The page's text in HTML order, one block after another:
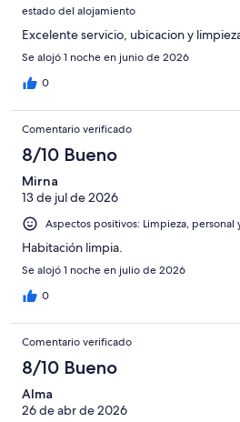
estado del alojamiento
Excelente servicio, ubicacion y
Se alojó 1 noche en junio de 2026
0
Comentario verificado
8/10 Bueno
Mirna
13 de jul de 2026
Aspectos positivos: Limpieza, personal
Habitación limpia.
Se alojó 1 noche en julio de 2026
0
Comentario verificado
8/10 Bueno
Alma
26 de abr de 2026